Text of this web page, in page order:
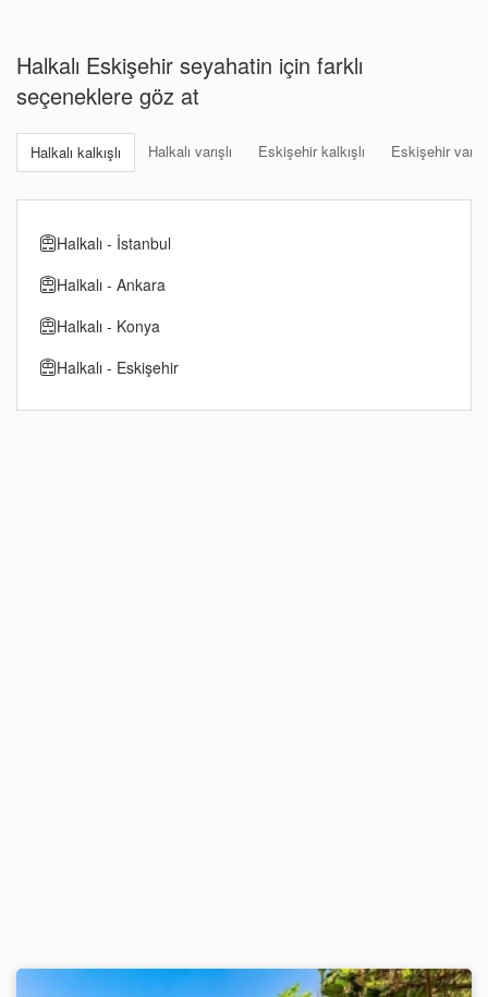
Halkalı Eskişehir seyahatin için farklı
seçeneklere göz at
Halkalı kalkışlı Halkalı varışlı Eskişehir kalkışlı Eskişehir
Halkalı - İstanbul
Halkalı - Ankara
Halkalı - Konya
Halkalı - Eskişehir